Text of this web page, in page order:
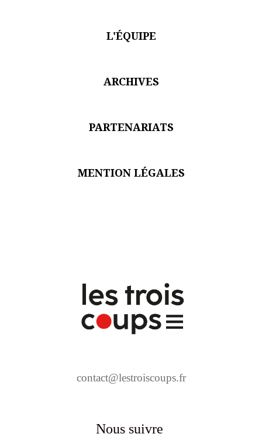
L'ÉQUIPE
ARCHIVES
PARTENARIATS
MENTION LÉGALES
contact@lestroiscoups.fr
Nous suivre